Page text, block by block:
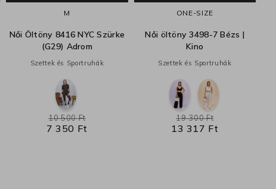
M
Női Öltöny 8416 NYC Szürke
(G29) Adrom
Szettek és Sportruhák
7 350 Ft
10 500 Ft
ONE-SIZE
Női öltöny 3498-7 Bézs |
Kino
Szettek és Sportruhák
13 317 Ft
19 300 Ft